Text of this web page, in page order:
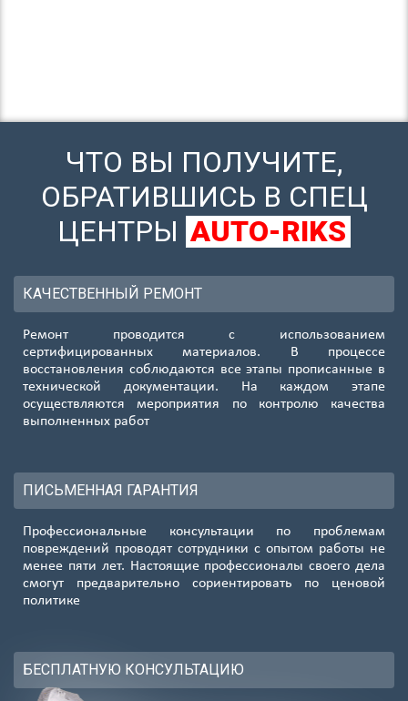
ЧТО ВЫ ПОЛУЧИТЕ,
ОБРАТИВШИСЬ В СПЕЦ
ЦЕНТРЫ AUTO-RIKS
КАЧЕСТВЕННЫЙ РЕМОНТ
Ремонт проводится с использованием
сертифицированных материалов. В процессе
восстановления соблюдаются все этапы прописанные в
технической документации. На каждом этапе
осуществляются мероприятия по контролю качества
выполненных работ
ПИСЬМЕННАЯ ГАРАНТИЯ
Профессиональные консультации по проблемам
повреждений проводят сотрудники с опытом работы не
менее пяти лет. Настоящие профессионалы своего дела
смогут предварительно сориентировать по ценовой
политике
БЕСПЛАТНУЮ КОНСУЛЬТАЦИЮ